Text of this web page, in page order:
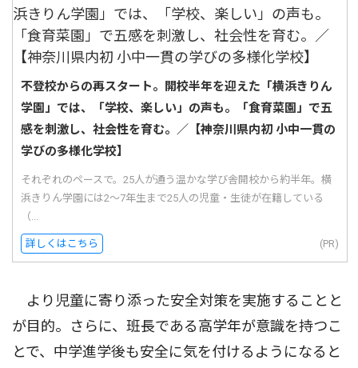
不登校からの再スタート。開校半年を迎えた「横浜きりん
学園」では、「学校、楽しい」の声も。「食育菜園」で五
感を刺激し、社会性を育む。／【神奈川県内初 小中一貫の
学びの多様化学校】
それぞれのペースで。25人が通う温かな学び舎開校から約半年。横
浜きりん学園には2〜7年生まで25人の児童・生徒が在籍している
（...
詳しくはこちら (PR)
より児童に寄り添った安全対策を実施することと
が目的。さらに、班長である高学年が意識を持つこ
とで、中学進学後も安全に気を付けるようになると